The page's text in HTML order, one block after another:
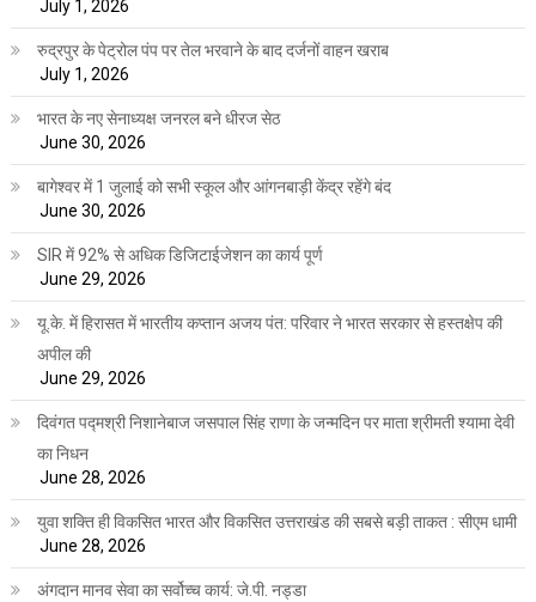
July 1, 2026
रुद्रपुर के पेट्रोल पंप पर तेल भरवाने के बाद दर्जनों वाहन खराब
July 1, 2026
भारत के नए सेनाध्यक्ष जनरल बने धीरज सेठ
June 30, 2026
बागेश्वर में 1 जुलाई को सभी स्कूल और आंगनबाड़ी केंद्र रहेंगे बंद
June 30, 2026
SIR में 92% से अधिक डिजिटाईजेशन का कार्य पूर्ण
June 29, 2026
यू.के. में हिरासत में भारतीय कप्तान अजय पंत: परिवार ने भारत सरकार से हस्तक्षेप की
अपील की
June 29, 2026
दिवंगत पद्मश्री निशानेबाज जसपाल सिंह राणा के जन्मदिन पर माता श्रीमती श्यामा देवी
का निधन
June 28, 2026
युवा शक्ति ही विकसित भारत और विकसित उत्तराखंड की सबसे बड़ी ताकत : सीएम धामी
June 28, 2026
अंगदान मानव सेवा का सर्वोच्च कार्य: जे.पी. नड्डा